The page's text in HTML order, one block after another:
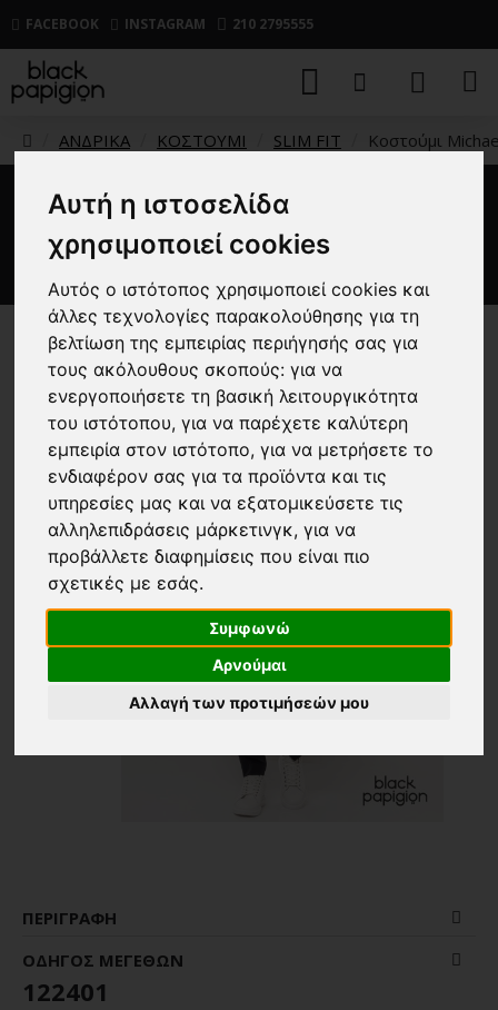
Αυτή η ιστοσελίδα
χρησιμοποιεί cookies
Αυτός ο ιστότοπος χρησιμοποιεί cookies και
άλλες τεχνολογίες παρακολούθησης για τη
βελτίωση της εμπειρίας περιήγησής σας για
τους ακόλουθους σκοπούς:για να
ενεργοποιήσετε τη βασική λειτουργικότητα
του ιστότοπου,για να παρέχετε καλύτερη
εμπειρία στον ιστότοπο,για να μετρήσετε το
ενδιαφέρον σας για τα προϊόντα και τις
υπηρεσίες μας και να εξατομικεύσετε τις
αλληλεπιδράσεις μάρκετινγκ,για να
προβάλλετε διαφημίσεις που είναι πιο
σχετικές με εσάς.
Συμφωνώ
Αρνούμαι
Αλλαγή των προτιμήσεών μου
FACEBOOK INSTAGRAM 210 2795555
ΑΝΔΡΙΚΑ ΚΟΣΤΟΥΜΙ SLIM FIT Κοστούμι
Κοστούμι Michael Kors
Performance Blazer μπλε
ΠΕΡΙΓΡΑΦΉ
ΟΔΗΓΌΣ ΜΕΓΕΘΏΝ
122401